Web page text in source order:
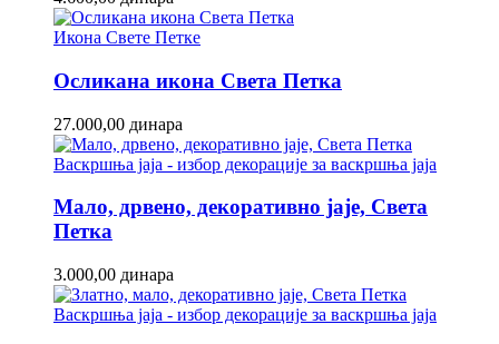
Икона Свете Петке
Осликана икона Света Петка
27.000,00 динара
Васкршња јаја - избор декорације за васкршња јаја
Мало, дрвено, декоративно јаје, Света
Петка
3.000,00 динара
Васкршња јаја - избор декорације за васкршња јаја